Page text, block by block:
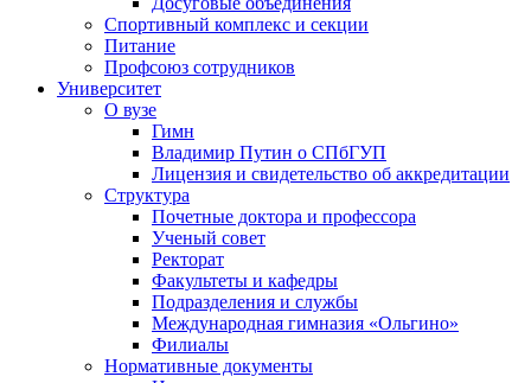
Спортивный комплекс и секции
Питание
Профсоюз сотрудников
Университет
О вузе
Гимн
Владимир Путин о СПбГУП
Лицензия и свидетельство об аккредитации
Структура
Почетные доктора и профессора
Ученый совет
Ректорат
Факультеты и кафедры
Подразделения и службы
Международная гимназия «Ольгино»
Филиалы
Нормативные документы